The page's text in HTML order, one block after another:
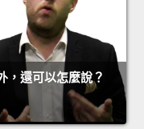
，還可以怎麼說？